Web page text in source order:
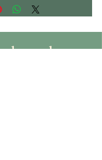
uniques sont
la